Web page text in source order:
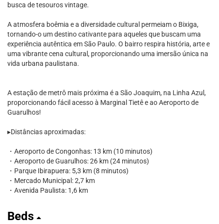
busca de tesouros vintage.
A atmosfera boêmia e a diversidade cultural permeiam o Bixiga,
tornando-o um destino cativante para aqueles que buscam uma
experiência autêntica em São Paulo. O bairro respira história, arte e
uma vibrante cena cultural, proporcionando uma imersão única na
vida urbana paulistana.
A estação de metrô mais próxima é a São Joaquim, na Linha Azul,
proporcionando fácil acesso à Marginal Tietê e ao Aeroporto de
Guarulhos!
▸Distâncias aproximadas:
・Aeroporto de Congonhas: 13 km (10 minutos)
・Aeroporto de Guarulhos: 26 km (24 minutos)
・Parque Ibirapuera: 5,3 km (8 minutos)
・Mercado Municipal: 2,7 km
・Avenida Paulista: 1,6 km
Beds